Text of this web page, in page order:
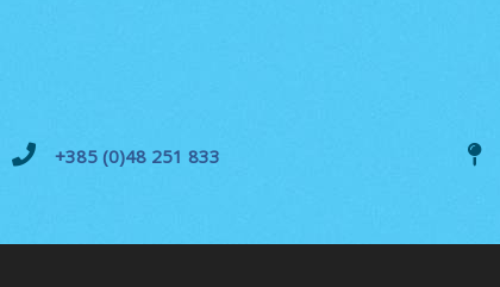
+385 (0)48 251 833